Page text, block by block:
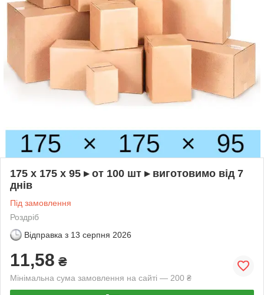
175 х 175 х 95 ▸ от 100 шт ▸ виготовимо від 7
днів
Під замовлення
Роздріб
Відправка з 13 серпня 2026
11,58 ₴
Мінімальна сума замовлення на сайті — 200 ₴